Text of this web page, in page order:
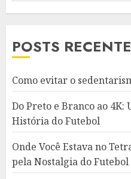
POSTS
Como evitar o
Do Preto e Branco ao 4K:
História do Futebol
Onde Você Estava no
pela Nostalgia do